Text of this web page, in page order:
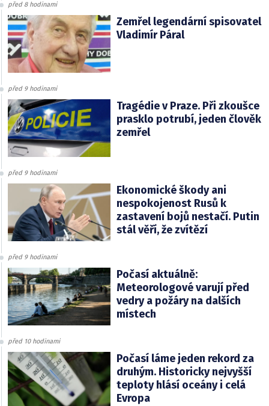
před 8 hodinami
Zemřel legendární spisovatel
Vladimír Páral
před 9 hodinami
Tragédie v Praze. Při zkoušce
prasklo potrubí, jeden člověk
zemřel
před 9 hodinami
Ekonomické škody ani
nespokojenost Rusů k
zastavení bojů nestačí. Putin
stál věří, že zvítězí
před 9 hodinami
Počasí aktuálně:
Meteorologové varují před
vedry a požáry na dalších
místech
před 10 hodinami
Počasí láme jeden rekord za
druhým. Historicky nejvyšší
teploty hlásí oceány i celá
Evropa